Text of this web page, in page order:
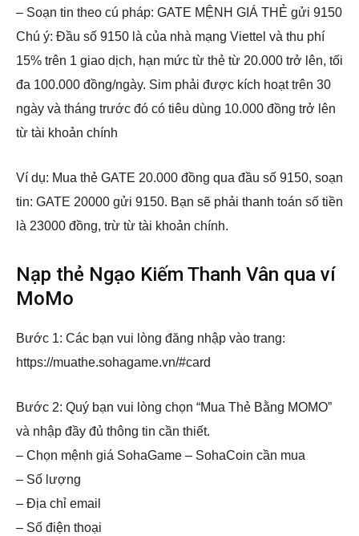
– Soạn tin theo cú pháp: GATE MỆNH GIÁ THẺ gửi 9150
Chú ý: Đầu số 9150 là của nhà mạng Viettel và thu phí
15% trên 1 giao dịch, hạn mức từ thẻ từ 20.000 trở lên, tối
đa 100.000 đồng/ngày. Sim phải được kích hoạt trên 30
ngày và tháng trước đó có tiêu dùng 10.000 đồng trở lên
từ tài khoản chính
Ví dụ: Mua thẻ GATE 20.000 đồng qua đầu số 9150, soạn
tin: GATE 20000 gửi 9150. Bạn sẽ phải thanh toán số tiền
là 23000 đồng, trừ từ tài khoản chính.
Nạp thẻ Ngạo Kiếm Thanh Vân qua ví
MoMo
Bước 1: Các bạn vui lòng đăng nhập vào trang:
https://muathe.sohagame.vn/#card
Bước 2: Quý bạn vui lòng chọn “Mua Thẻ Bằng MOMO”
và nhập đầy đủ thông tin cần thiết.
– Chọn mệnh giá SohaGame – SohaCoin cần mua
– Số lượng
– Địa chỉ email
– Số điện thoại